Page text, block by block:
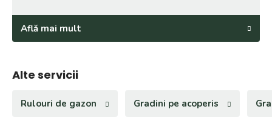
Află mai mult
Alte servicii
Rulouri de gazon Gradini pe acoperis